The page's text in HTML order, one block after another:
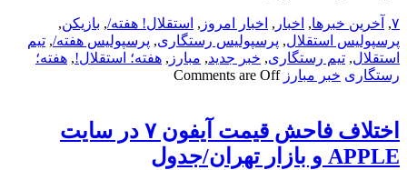
۷, آخرین خبرها, اخبار , اخبار امروز , استقلال! هفته/, بازیکن,
پرسپولیس استقلال, پرسپولیس رستگاری, پرسپولیس هفته/, تیم
استقلال, تیم رستگاری, خبر جدید, مبارز , هفته؛ استقلال!, هفته؛
رستگاری خبر مبارز Comments are Off
اختلاف فاحش قیمت آیفون ۷ در سایت
APPLE و بازار تهران/جدول